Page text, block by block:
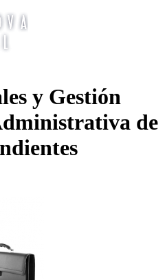
y Gestión
de